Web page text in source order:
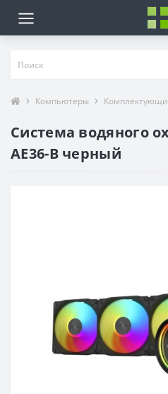
Компьютеры
Система водяного
AE36-B черный